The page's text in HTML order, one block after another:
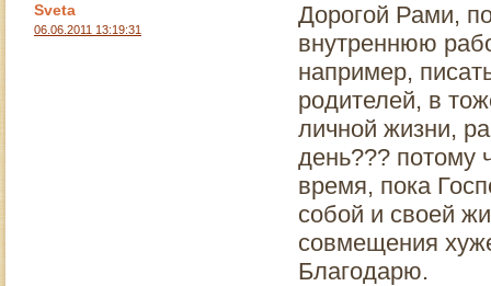
Sveta
06.06.2011 13:19:31
Дорогой Рами,
внутреннюю
например,
родителей, в
личной жизни,
день??? потому
время, пока
собой и своей
совмещения
Благодарю.